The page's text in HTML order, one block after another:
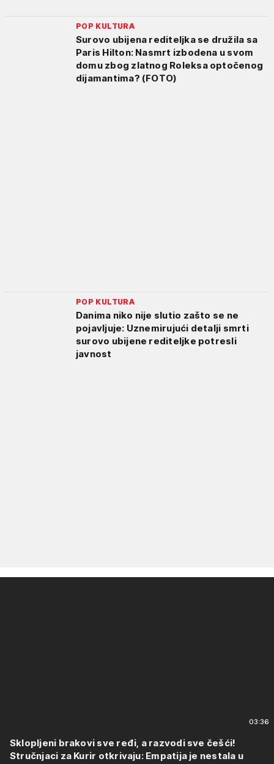
POP KULTURA
Surovo ubijena rediteljka se družila sa
Paris Hilton: Nasmrt izbodena u svom
domu zbog zlatnog Roleksa optočenog
dijamantima? (FOTO)
POP KULTURA
Danima niko nije slutio zašto se ne
pojavljuje: Uznemirujući detalji smrti
surovo ubijene rediteljke potresli
javnost
03:36
Sklopljeni brakovi sve ređi, a razvodi sve češći!
Stručnjaci za Kurir otkrivaju: Empatija je nestala u